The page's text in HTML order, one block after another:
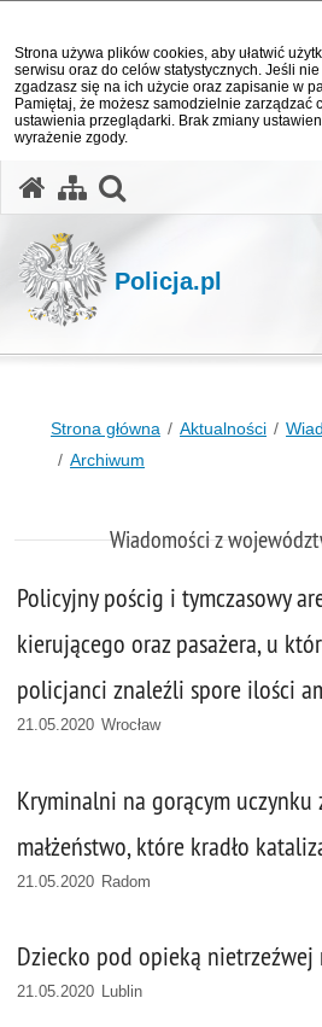
Strona używa plików cookies, aby ułatwić
serwisu oraz do celów statystycznych. Jeśli
zgadzasz się na ich użycie oraz zapisanie w
Pamiętaj, że możesz samodzielnie zarządzać
ustawienia przeglądarki. Brak zmiany
wyrażenie zgody.
Policja.pl
Strona główna Aktualności
Archiwum
Wiadomości z
Policyjny pościg i tymczasowy
kierującego oraz pasażera, u
policjanci znaleźli spore ilości
21.05.2020 Wrocław
Kryminalni na gorącym uczynku
małżeństwo, które kradło
21.05.2020 Radom
Dziecko pod opieką nietrzeźwej
21.05.2020 Lublin